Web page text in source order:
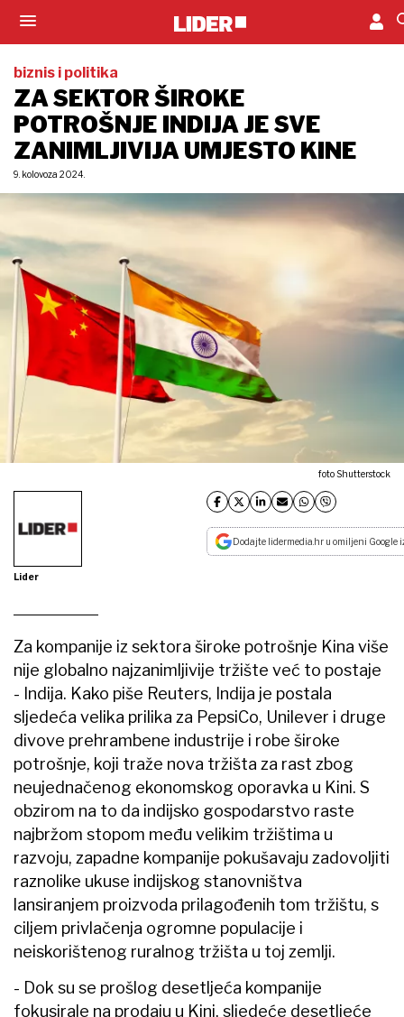
biznis i politika
ZA SEKTOR ŠIROKE
POTROŠNJE INDIJA JE SVE
ZANIMLJIVIJA UMJESTO KINE
9. kolovoza 2024.
foto Shutterstock
Lider
Dodajte lidermedia.hr u omiljeni Google
Za kompanije iz sektora široke potrošnje Kina više
nije globalno najzanimljivije tržište već to postaje
- Indija. Kako piše Reuters, Indija je postala
sljedeća velika prilika za PepsiCo, Unilever i druge
divove prehrambene industrije i robe široke
potrošnje, koji traže nova tržišta za rast zbog
neujednačenog ekonomskog oporavka u Kini. S
obzirom na to da indijsko gospodarstvo raste
najbržom stopom među velikim tržištima u
razvoju, zapadne kompanije pokušavaju zadovoljiti
raznolike ukuse indijskog stanovništva
lansiranjem proizvoda prilagođenih tom tržištu, s
ciljem privlačenja ogromne populacije i
neiskorištenog ruralnog tržišta u toj zemlji.
- Dok su se prošlog desetljeća kompanije
fokusirale na prodaju u Kini, sljedeće desetljeće